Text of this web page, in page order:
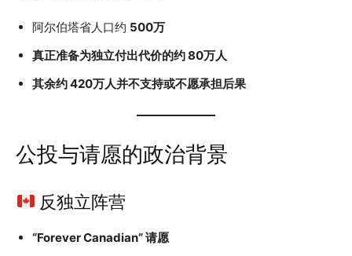
阿尔伯塔省人口约 500万
真正准备为独立付出代价的约 80万人
其余约 420万人并不支持或不愿承担后果
公投与请愿的政治背景
反独立阵营
“Forever Canadian” 请愿